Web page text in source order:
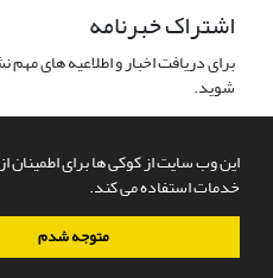
این وب سایت از کوکی ها برای اطمینان
خدمات استفاده می کند.
متوجه شدم
اشتراک خبرنامه
برای دریافت اخبار و اطلاعیه های
شوید.
سامانه مدیریت نشریات علمی.طراحی